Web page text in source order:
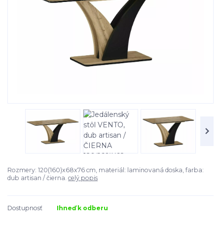
Rozmery: 120(160)x68x76 cm, materiál: laminovaná doska, farba:
dub artisan / čierna. celý popis
Dostupnosť Ihneď k odberu